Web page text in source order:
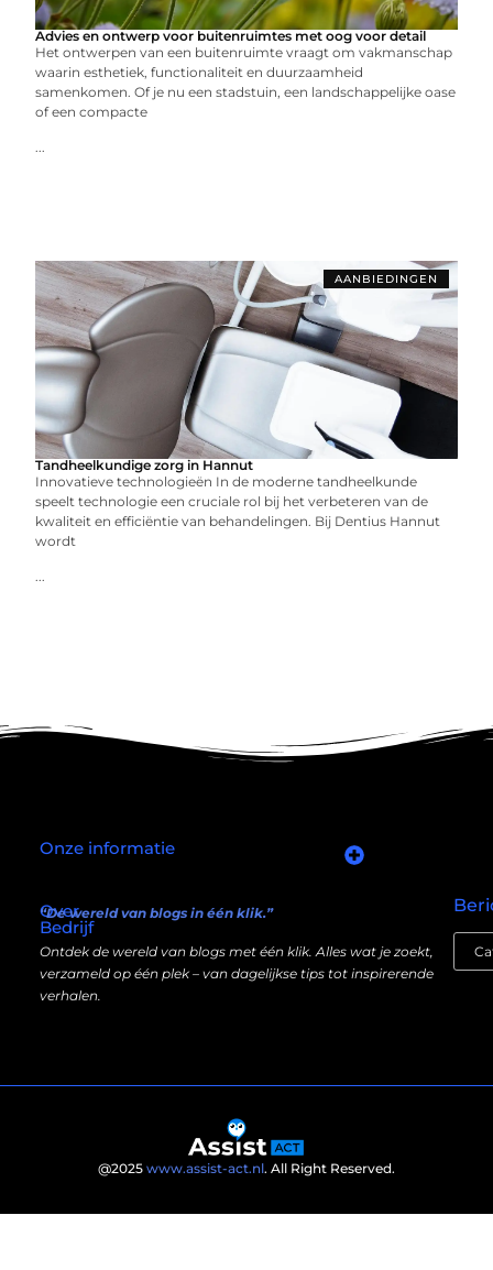
Advies en ontwerp voor buitenruimtes met oog voor detail
Het ontwerpen van een buitenruimte vraagt om vakmanschap
waarin esthetiek, functionaliteit en duurzaamheid
samenkomen. Of je nu een stadstuin, een landschappelijke oase
of een compacte
...
AANBIEDINGEN
Tandheelkundige zorg in Hannut
Innovatieve technologieën In de moderne tandheelkunde
speelt technologie een cruciale rol bij het verbeteren van de
kwaliteit en efficiëntie van behandelingen. Bij Dentius Hannut
wordt
...
Over
Bedrijf
“De wereld van blogs in één klik.”
Ontdek de wereld van blogs met één klik. Alles wat je zoekt,
verzameld op één plek – van dagelijkse tips tot inspirerende
verhalen.
Onze informatie
@2025 www.assist-act.nl. All Right Reserved.